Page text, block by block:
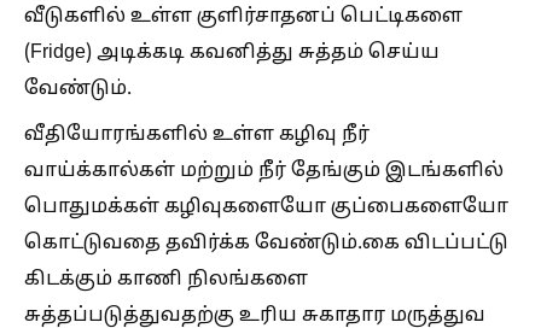
வீடுகளில் உள்ள குளிர்சாதனப் பெட்டிகளை
(Fridge) அடிக்கடி கவனித்து சுத்தம் செய்ய
வேண்டும்.
வீதியோரங்களில் உள்ள கழிவு நீர்
வாய்க்கால்கள் மற்றும் நீர் தேங்கும் இடங்களில்
பொதுமக்கள் கழிவுகளையோ குப்பைகளையோ
கொட்டுவதை தவிர்க்க வேண்டும்.கை விடப்பட்டு
கிடக்கும் காணி நிலங்களை
சுத்தப்படுத்துவதற்கு உரிய சுகாதார மருத்துவ